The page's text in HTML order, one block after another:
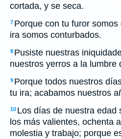
cortada, y se seca.
7 Porque con tu furor
ira somos conturbados.
8 Pusiste nuestras
nuestros yerros a la lumbre
9 Porque todos nuestros
tu ira; acabamos nuestros
10 Los días de nuestra edad
los más valientes, ochenta
molestia y trabajo; porque